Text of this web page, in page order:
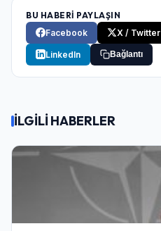
BU HABERİ PAYLAŞIN
Facebook
X / Twitter
LinkedIn Bağlantı
İLGİLİ HABERLER